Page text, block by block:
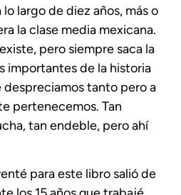
largo de diez años, más o
la clase media mexicana.
pero siempre saca la
importantes de la historia
despreciamos tanto pero a
pertenecemos. Tan
tan endeble, pero ahí
para este libro salió de